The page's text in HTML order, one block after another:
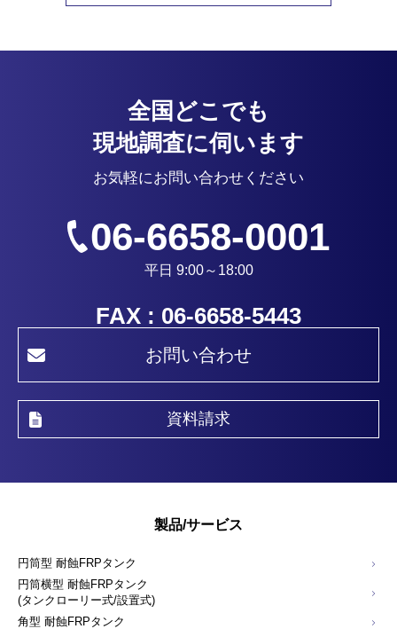
全国どこでも
現地調査に伺います
お気軽にお問い合わせください
06-6658-0001
平日 9:00～18:00
FAX : 06-6658-5443
お問い合わせ
資料請求
製品/サービス
円筒型 耐蝕FRPタンク
円筒横型 耐蝕FRPタンク
(タンクローリー式/設置式)
角型 耐蝕FRPタンク